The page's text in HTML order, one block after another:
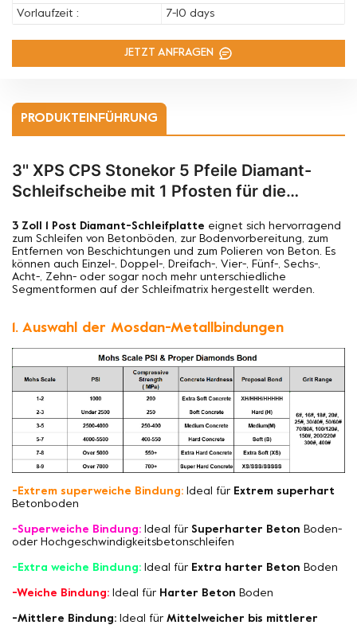
Vorlaufzeit :
7-10 days
JETZT ANFRAGEN
PRODUKTEINFÜHRUNG
3'' XPS CPS Stonekor 5 Pfeile Diamant-
Schleifscheibe mit 1 Pfosten für die
3 Zoll 1 Post Diamant-Schleifplatte eignet sich hervorragend
zum Schleifen von Betonböden, zur Bodenvorbereitung, zum
Entfernen von Beschichtungen und zum Polieren von Beton. Es
können auch Einzel-, Doppel-, Dreifach-, Vier-, Fünf-, Sechs-,
Acht-, Zehn- oder sogar noch mehr unterschiedliche
Segmentformen auf der Schleifmatrix hergestellt werden.
1. Auswahl der Mosdan-Metallbindungen
-Extrem superweiche Bindung: Ideal für Extrem superhart
Betonboden
-Superweiche Bindung: Ideal für Superharter Beton Boden-
oder Hochgeschwindigkeitsbetonschleifen
-Extra weiche Bindung: Ideal für Extra harter Beton Boden
-Weiche Bindung: Ideal für Harter Beton Boden
-Mittlere Bindung: Ideal für Mittelweicher bis mittlerer